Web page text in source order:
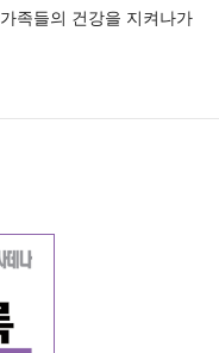
족들의 건강을 지켜나가